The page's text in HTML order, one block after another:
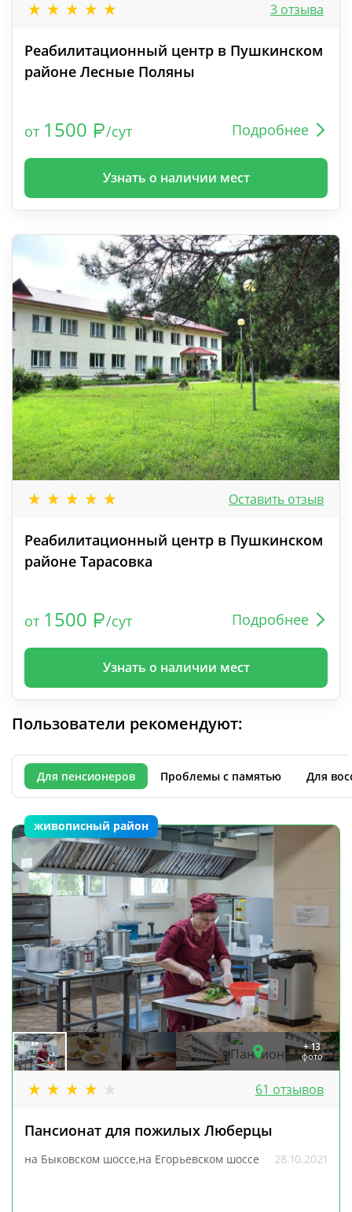
3 отзыва
Реабилитационный центр в Пушкинском
районе Лесные Поляны
от 1500 /сут Подробнее
Узнать о наличии мест
Оставить отзыв
Реабилитационный центр в Пушкинском
районе Тарасовка
от 1500 /сут Подробнее
Узнать о наличии мест
Пользователи рекомендуют:
Для пенсионеров Проблемы с памятью Для
живописный район
+ 13
фото
61 отзывов
Пансионат для пожилых Люберцы
на Быковском шоссе,на Егорьевском шоссе 28.10.2021